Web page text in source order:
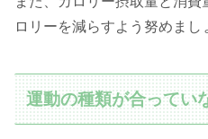
ロリーを減らすよう努めまし
運動の種類が合ってい